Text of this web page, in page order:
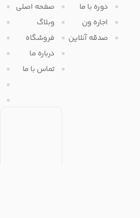
دوره با ما
اجاره ون
صدقه آنلاین
صفحه اصلی
وبلاگ
فروشگاه
درباره ما
تماس با ما